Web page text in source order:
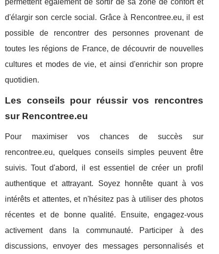
permettent également de sortir de sa zone de confort et
d'élargir son cercle social. Grâce à Rencontree.eu, il est
possible de rencontrer des personnes provenant de
toutes les régions de France, de découvrir de nouvelles
cultures et modes de vie, et ainsi d'enrichir son propre
quotidien.
Les conseils pour réussir vos rencontres
sur Rencontree.eu
Pour maximiser vos chances de succès sur
rencontree.eu, quelques conseils simples peuvent être
suivis. Tout d'abord, il est essentiel de créer un profil
authentique et attrayant. Soyez honnête quant à vos
intérêts et attentes, et n'hésitez pas à utiliser des photos
récentes et de bonne qualité. Ensuite, engagez-vous
activement dans la communauté. Participer à des
discussions, envoyer des messages personnalisés et